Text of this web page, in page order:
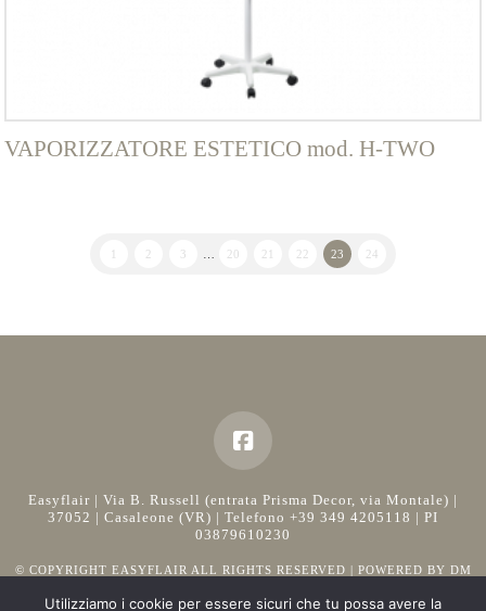
VAPORIZZATORE ESTETICO mod. H-TWO
1 3 20 21 23 24
Easyflair | Via B. Russell (entrata Prisma Decor, via Montale) |
37052 | Casaleone (VR) | Telefono +39 349 4205118 | PI
03879610230
© COPYRIGHT EASYFLAIR ALL RIGHTS RESERVED | POWERED BY DM
Utilizziamo i cookie per essere sicuri che tu possa avere la